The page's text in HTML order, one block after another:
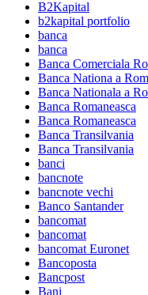
B2Kapital
b2kapital portfolio
banca
banca
Banca Comerciala
Banca Nationa a
Banca Nationala a
Banca Romaneasca
Banca Romaneasca
Banca Transilvania
Banca Transilvania
banci
bancnote
bancnote vechi
Banco Santander
bancomat
bancomat
bancomat Euronet
Bancoposta
Bancpost
Bani